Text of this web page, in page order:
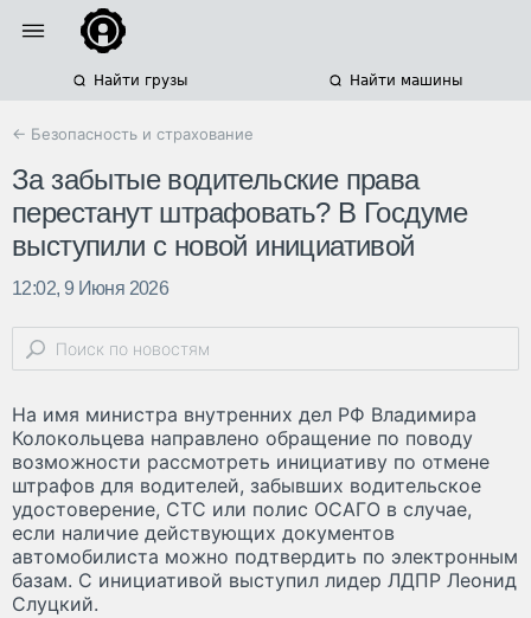
Найти грузы Найти машины
← Безопасность и страхование
За забытые водительские права
перестанут штрафовать? В Госдуме
выступили с новой инициативой
12:02, 9 Июня 2026
На имя министра внутренних дел РФ Владимира
Колокольцева направлено обращение по поводу
возможности рассмотреть инициативу по отмене
штрафов для водителей, забывших водительское
удостоверение, СТС или полис ОСАГО в случае,
если наличие действующих документов
автомобилиста можно подтвердить по электронным
базам. С инициативой выступил лидер ЛДПР Леонид
Слуцкий.